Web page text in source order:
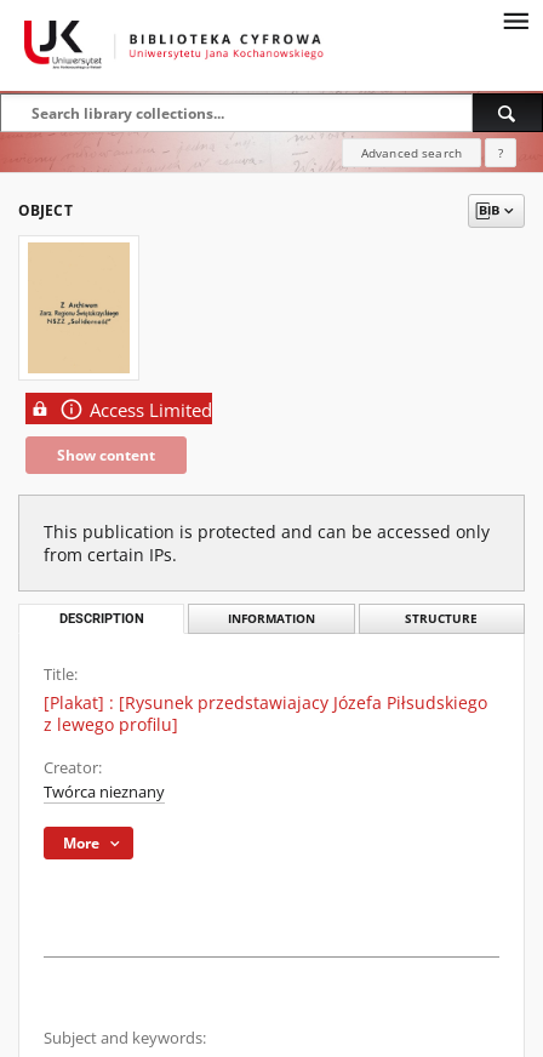
Advanced search ?
OBJECT
Access Limited
Show content
This publication is protected and can be accessed only
from certain IPs.
DESCRIPTION INFORMATION STRUCTURE
Title:
[Plakat] : [Rysunek przedstawiajacy Józefa Piłsudskiego
z lewego profilu]
Creator:
Twórca nieznany
More
Subject and keywords: